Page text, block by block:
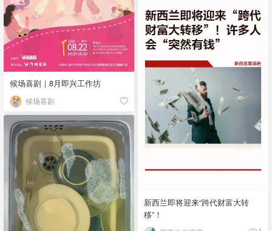
候场喜剧｜8月即兴工作坊
候场喜剧
新西兰即将迎来“跨代财富大转
移”！